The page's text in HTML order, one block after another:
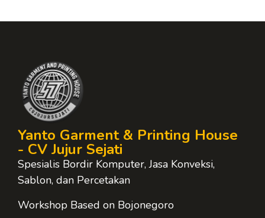
Yanto Garment & Printing House
- CV Jujur Sejati
Spesialis Bordir Komputer, Jasa Konveksi,
Sablon, dan Percetakan
Workshop Based on Bojonegoro